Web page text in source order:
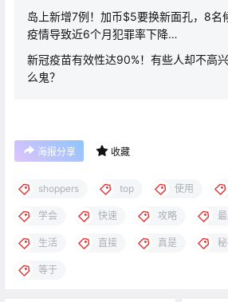
岛上新增7例！加币$5要换新面孔，8名
疫情导致近6个月犯罪率下降…
新冠疫苗有效性达90%！有些人却不高
么鬼？
海报分享 收藏
shoppers top 使用
学会 快速 攻略
生活 直接 真是
等于